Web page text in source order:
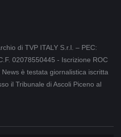
di TVP ITALY S.r.l. – PEC:
02078550445 - Iscrizione ROC
è testata giornalistica iscritta
il Tribunale di Ascoli Piceno al